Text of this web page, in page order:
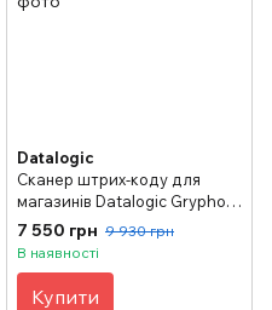
Datalogic
Сканер штрих-коду для
магазинів Datalogic Gryphon
™ I GD4100, USB (сіро-
чорний)
7 550 грн 9 930 грн
В наявності
Купити